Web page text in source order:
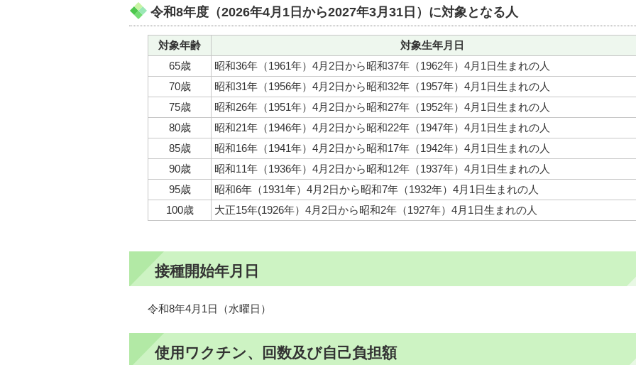
令和8年度（2026年4月1日から2027年3月31日）に対象となる人
対象年齢
対象生年月日
65歳
昭和36年（1961年）4月2日から昭和37年（1962年）4月1日生まれの人
70歳
昭和31年（1956年）4月2日から昭和32年（1957年）4月1日生まれの人
75歳
昭和26年（1951年）4月2日から昭和27年（1952年）4月1日生まれの人
80歳
昭和21年（1946年）4月2日から昭和22年（1947年）4月1日生まれの人
85歳
昭和16年（1941年）4月2日から昭和17年（1942年）4月1日生まれの人
90歳
昭和11年（1936年）4月2日から昭和12年（1937年）4月1日生まれの人
95歳
昭和6年（1931年）4月2日から昭和7年（1932年）4月1日生まれの人
100歳
大正15年(1926年）4月2日から昭和2年（1927年）4月1日生まれの人
接種開始年月日
令和8年4月1日（水曜日）
使用ワクチン、回数及び自己負担額